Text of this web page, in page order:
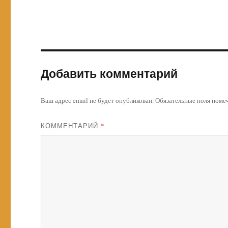
Добавить комментарий
Ваш адрес email не будет опубликован.Обязательные поля
КОММЕНТАРИЙ *